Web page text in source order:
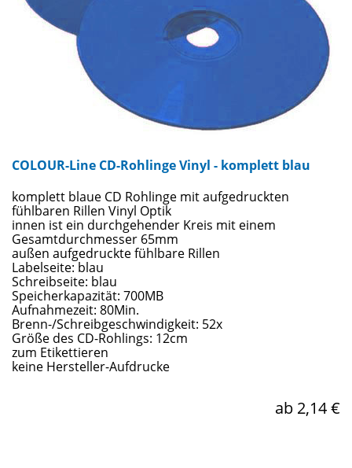
COLOUR-Line CD-Rohlinge Vinyl - komplett blau
komplett blaue CD Rohlinge mit aufgedruckten
fühlbaren Rillen Vinyl Optik
innen ist ein durchgehender Kreis mit einem
Gesamtdurchmesser 65mm
außen aufgedruckte fühlbare Rillen
Labelseite: blau
Schreibseite: blau
Speicherkapazität: 700MB
Aufnahmezeit: 80Min.
Brenn-/Schreibgeschwindigkeit: 52x
Größe des CD-Rohlings: 12cm
zum Etikettieren
keine Hersteller-Aufdrucke
ab 2,14 €